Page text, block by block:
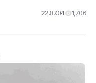
22.07.04 1,706